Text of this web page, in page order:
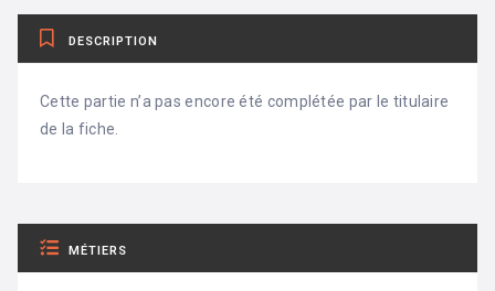
DESCRIPTION
Cette partie n’a pas encore été complétée par le titulaire
de la fiche.
MÉTIERS